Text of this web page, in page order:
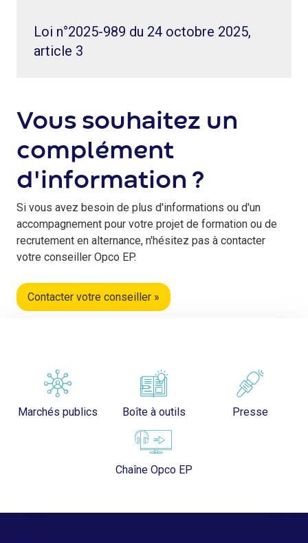
Loi n°2025-989 du 24 octobre 2025,
article 3
Vous souhaitez un
complément
d'information ?
Si vous avez besoin de plus d'informations ou d'un
accompagnement pour votre projet de formation ou de
recrutement en alternance, n'hésitez pas à contacter
votre conseiller Opco EP.
Contacter votre conseiller »
Marchés publics Boîte à outils Presse
Chaîne Opco EP